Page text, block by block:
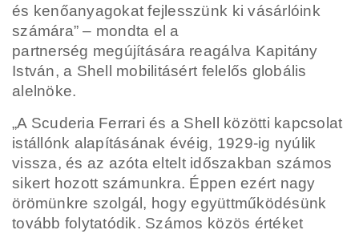
és kenőanyagokat fejlesszünk ki vásárlóink
számára” – mondta el a
partnerség megújítására reagálva Kapitány
István, a Shell mobilitásért felelős globális
alelnöke.
„A Scuderia Ferrari és a Shell közötti kapcsolat
istállónk alapításának évéig, 1929-ig nyúlik
vissza, és az azóta eltelt időszakban számos
sikert hozott számunkra. Éppen ezért nagy
örömünkre szolgál, hogyegyüttműködésünk
tovább folytatódik. Számos közös értéket